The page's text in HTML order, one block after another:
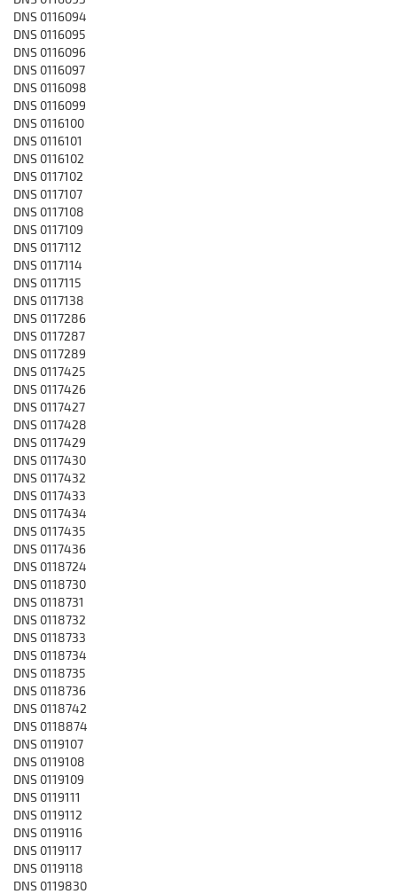
DNS 0116094
DNS 0116095
DNS 0116096
DNS 0116097
DNS 0116098
DNS 0116099
DNS 0116100
DNS 0116101
DNS 0116102
DNS 0117102
DNS 0117107
DNS 0117108
DNS 0117109
DNS 0117112
DNS 0117114
DNS 0117115
DNS 0117138
DNS 0117286
DNS 0117287
DNS 0117289
DNS 0117425
DNS 0117426
DNS 0117427
DNS 0117428
DNS 0117429
DNS 0117430
DNS 0117432
DNS 0117433
DNS 0117434
DNS 0117435
DNS 0117436
DNS 0118724
DNS 0118730
DNS 0118731
DNS 0118732
DNS 0118733
DNS 0118734
DNS 0118735
DNS 0118736
DNS 0118742
DNS 0118874
DNS 0119107
DNS 0119108
DNS 0119109
DNS 0119111
DNS 0119112
DNS 0119116
DNS 0119117
DNS 0119118
DNS 0119830